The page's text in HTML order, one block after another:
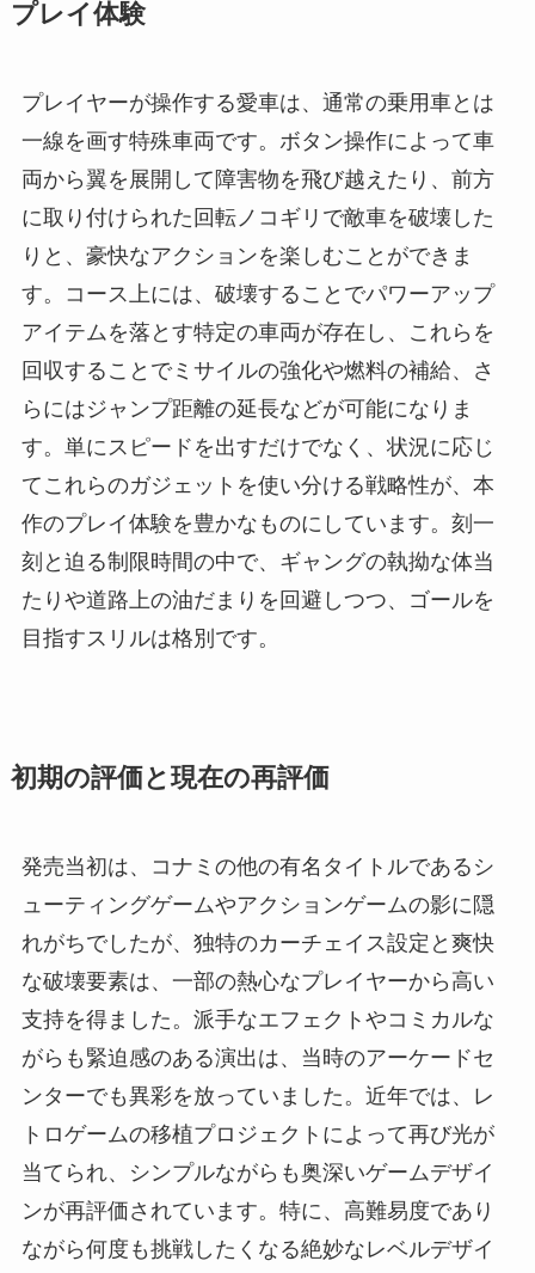
プレイ体験
プレイヤーが操作する愛車は、通常の乗用車とは
一線を画す特殊車両です。ボタン操作によって車
両から翼を展開して障害物を飛び越えたり、前方
に取り付けられた回転ノコギリで敵車を破壊した
りと、豪快なアクションを楽しむことができま
す。コース上には、破壊することでパワーアップ
アイテムを落とす特定の車両が存在し、これらを
回収することでミサイルの強化や燃料の補給、さ
らにはジャンプ距離の延長などが可能になりま
す。単にスピードを出すだけでなく、状況に応じ
てこれらのガジェットを使い分ける戦略性が、本
作のプレイ体験を豊かなものにしています。刻一
刻と迫る制限時間の中で、ギャングの執拗な体当
たりや道路上の油だまりを回避しつつ、ゴールを
目指すスリルは格別です。
初期の評価と現在の再評価
発売当初は、コナミの他の有名タイトルであるシ
ューティングゲームやアクションゲームの影に隠
れがちでしたが、独特のカーチェイス設定と爽快
な破壊要素は、一部の熱心なプレイヤーから高い
支持を得ました。派手なエフェクトやコミカルな
がらも緊迫感のある演出は、当時のアーケードセ
ンターでも異彩を放っていました。近年では、レ
トロゲームの移植プロジェクトによって再び光が
当てられ、シンプルながらも奥深いゲームデザイ
ンが再評価されています。特に、高難易度であり
ながら何度も挑戦したくなる絶妙なレベルデザイ